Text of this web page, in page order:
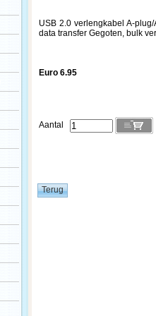
USB 2.0 verlengkabel A-
data transfer Gegoten, bulk
Euro 6.95
Aantal